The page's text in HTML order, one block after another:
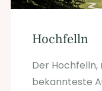
Hochfelln
Der Hochfelln,
bekannteste